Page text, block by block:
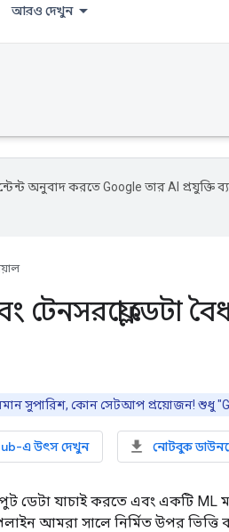
আরও দেখুন
অনুবাদ করতে Google তার AI প্রযুক্তি
ডেটা
সুপারিশ, কোন সেটআপ প্রয়োজন! শুধু
এ উৎস দেখুন নোটবুক
ডেটা যাচাই করতে এবং একটি ML
আমরা সালে নির্মিত উপর ভিত্তি